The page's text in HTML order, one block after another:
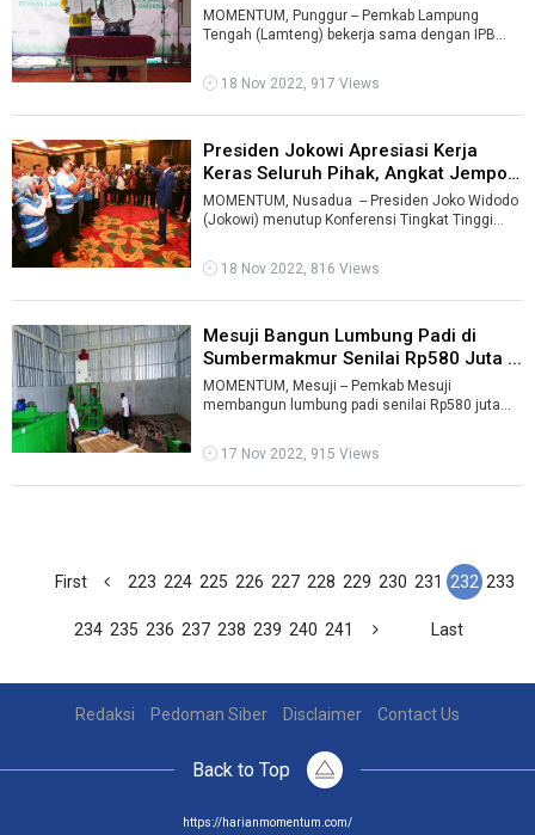
MOMENTUM, Punggur -- Pemkab Lampung
Tengah (Lamteng) bekerja sama dengan IPB
Ra ...
18 Nov 2022, 917 Views
Presiden Jokowi Apresiasi Kerja
Keras Seluruh Pihak, Angkat Jempo
...
MOMENTUM, Nusadua -- Presiden Joko Widodo
(Jokowi) menutup Konferensi Tingkat Tinggi
18 Nov 2022, 816 Views
Mesuji Bangun Lumbung Padi di
Sumbermakmur Senilai Rp580 Juta ...
MOMENTUM, Mesuji -- Pemkab Mesuji
membangun lumbung padi senilai Rp580 juta
Desa S ...
17 Nov 2022, 915 Views
First 223 224 225 226 227 228 229 230 231 232 233
234 235 236 237 238 239 240 241 Last
Redaksi Pedoman Siber Disclaimer Contact Us
Back to Top
https://harianmomentum.com/